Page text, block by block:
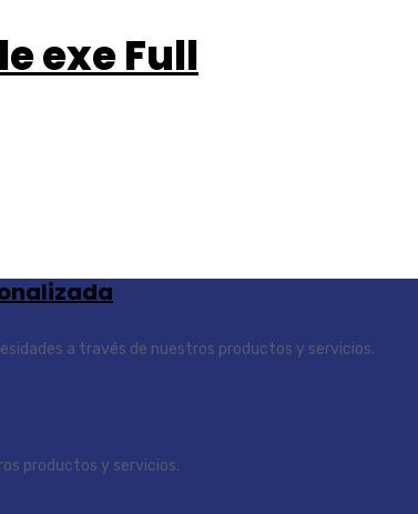
exe Full
a través de nuestros productos y servicios.
productos y servicios.